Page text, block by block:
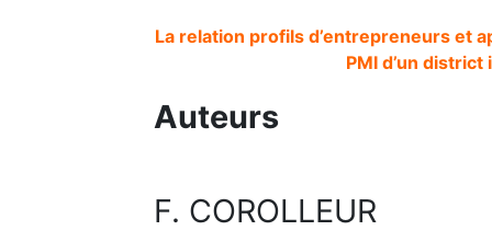
La relation profils d’entrepreneurs et
PMI d’un
Auteurs
F. COROLLEUR